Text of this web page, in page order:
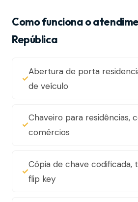
Como funciona o
República
Abertura de porta
de veículo
Chaveiro para residências,
comércios
Cópia de chave codificada,
flip key